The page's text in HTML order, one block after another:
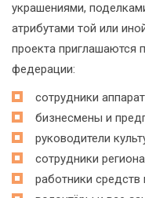
украшениями,
атрибутами той или
проекта приглашаются
федерации:
сотрудники
бизнесмены и
руководители
сотрудники
работники